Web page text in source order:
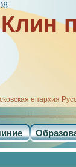
Клин
епархия